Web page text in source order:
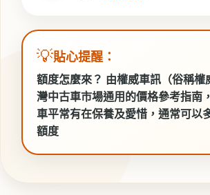
💡貼心提醒：
額度怎麼來？ 由權威車訊（俗稱權
灣中古車市場通用的價格參考指南
車平常有在保養及愛惜，通常可以
額度